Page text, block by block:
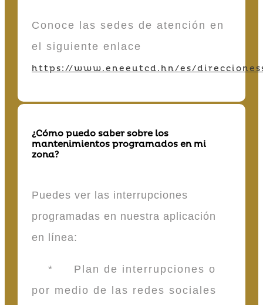
Conoce las sedes de atención en
el siguiente enlace
https://www.eneeutcd.hn/es/
¿Cómo puedo saber sobre los
mantenimientos programados en mi
zona?
Puedes ver las interrupciones
programadas en nuestra aplicación
en línea:
* Plan de interrupciones o
por medio de las redes sociales